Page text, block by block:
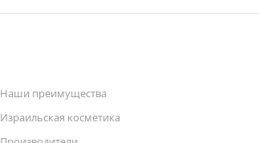
Наши преимущества
Израильская косметика